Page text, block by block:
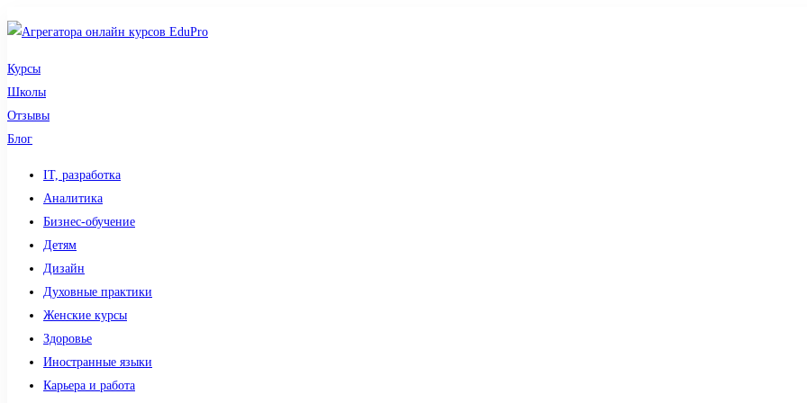
Курсы
Школы
Отзывы
Блог
IT, разработка
Аналитика
Бизнес-обучение
Детям
Дизайн
Духовные практики
Женские курсы
Здоровье
Иностранные языки
Карьера и работа